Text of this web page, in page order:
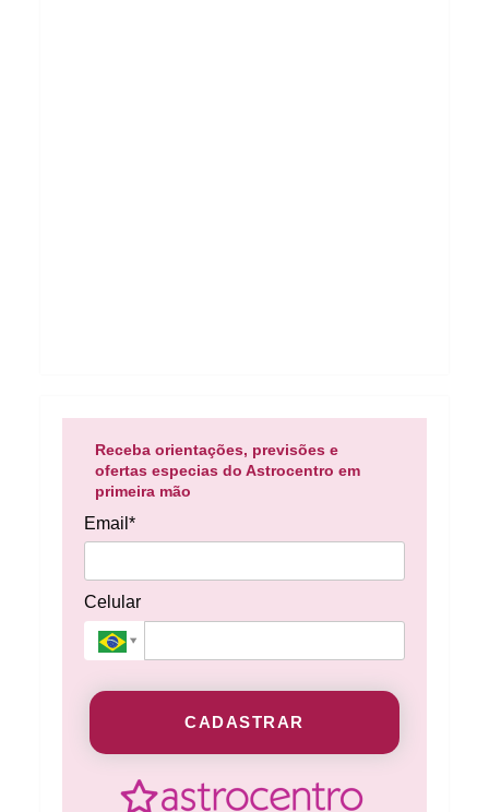
Receba orientações, previsões e
ofertas especias do Astrocentro em
primeira mão
Email*
Celular
CADASTRAR